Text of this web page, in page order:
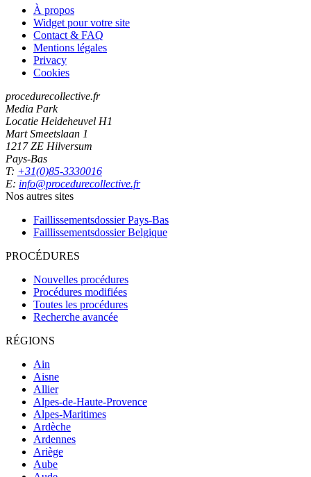
À propos
Widget pour votre site
Contact & FAQ
Mentions légales
Privacy
Cookies
procedurecollective.fr
Media Park
Locatie Heideheuvel H1
Mart Smeetslaan 1
1217 ZE Hilversum
Pays-Bas
T: +31(0)85-3330016
E: info@procedurecollective.fr
Nos autres sites
Faillissementsdossier Pays-Bas
Faillissementsdossier Belgique
PROCÉDURES
Nouvelles procédures
Procédures modifiées
Toutes les procédures
Recherche avancée
RÉGIONS
Ain
Aisne
Allier
Alpes-de-Haute-Provence
Alpes-Maritimes
Ardèche
Ardennes
Ariège
Aube